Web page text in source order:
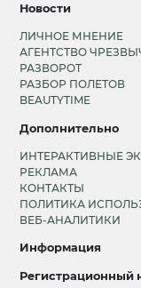
Новости
ЛИЧНОЕ МНЕНИЕ
АГЕНТСТВО
РАЗВОРОТ
РАЗБОР ПОЛЕТОВ
BEAUTYTIME
Дополнительно
ИНТЕРАКТИВНЫЕ
РЕКЛАМА
КОНТАКТЫ
ПОЛИТИКА
ВЕБ-АНАЛИТИКИ
Информация
Регистрационный